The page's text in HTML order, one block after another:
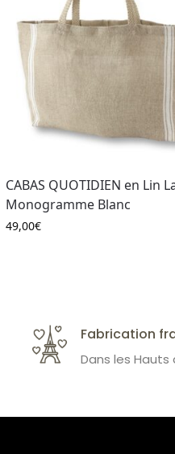
CABAS QUOTIDIEN en Lin
Monogramme Blanc
49,00€
Fabrication
Dans les Hauts